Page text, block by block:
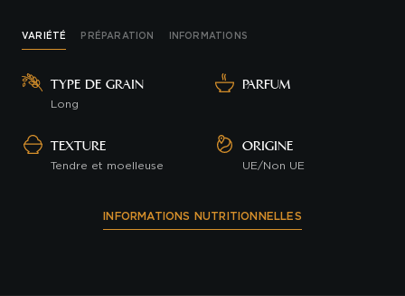
VARIÉTÉ PRÉPARATION INFORMATIONS
TYPE DE GRAIN
Long
PARFUM
TEXTURE
Tendre et moelleuse
ORIGINE
UE/Non UE
INFORMATIONS NUTRITIONNELLES